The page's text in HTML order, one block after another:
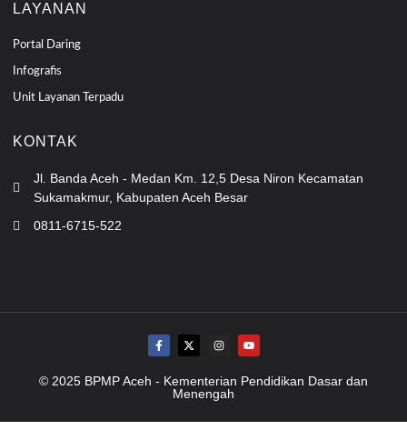
LAYANAN
Portal Daring
Infografis
Unit Layanan Terpadu
KONTAK
Jl. Banda Aceh - Medan Km. 12,5 Desa Niron Kecamatan
Sukamakmur, Kabupaten Aceh Besar
0811-6715-522
© 2025 BPMP Aceh - Kementerian Pendidikan Dasar dan
Menengah